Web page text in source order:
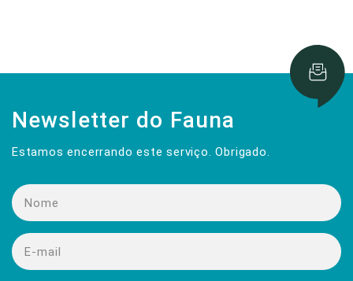
Newsletter do Fauna
Estamos encerrando este serviço. Obrigado.